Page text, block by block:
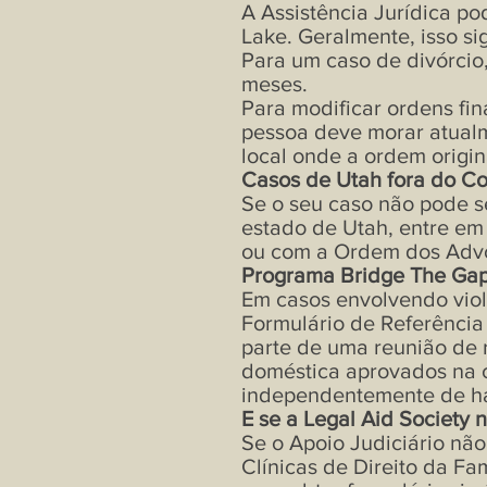
A Assistência Jurídica
Lake. Geralmente, isso
Para um caso de
meses.
Para modificar ordens
pessoa deve morar
local onde a ordem
Casos de Utah fora do
Se o seu caso não pode
estado de Utah, entre
ou com a Ordem dos
Programa Bridge The
Em casos envolvendo
Formulário de
parte de uma reunião
doméstica aprovados na
independentemente de
E se a Legal Aid Society
Se o Apoio Judiciário
Clínicas de Direito da